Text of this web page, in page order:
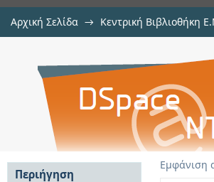
Αρχική Σελίδα → Κεντρική Βιβλιοθήκη
EVALUATION OF THE
Εμφάνιση
Περιήγηση